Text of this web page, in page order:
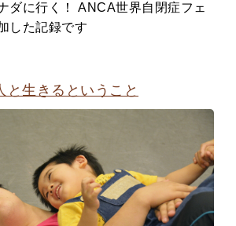
ダに行く！ ANCA世界自閉症フェ
した記録です
と生きるということ